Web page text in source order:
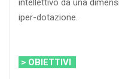
intellettivo da una
iper-dotazione.
> OBIETTIVI